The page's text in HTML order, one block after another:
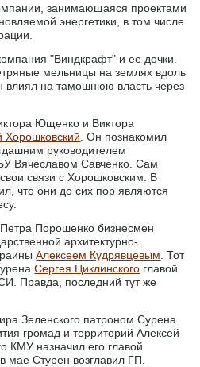
занимающаяся проектами
энергетики, в том числе
"Виндкрафт" и ее дочки.
мельницы на землях вдоль
влиял на тамошнюю власть через
Ющенко и Виктора
Хорошковский . Он познакомил
руководителем
Вячеславом Савченко. Сам
связи с Хорошковским. В
что они до сих пор являются
Порошенко бизнесмен
архитектурно-
Алексеем Кудрявцевым . Тот
Сергея Циклинского главой
Правда, последний тут же
Зеленского патроном Сурена
громад и территорий Алексей
КМУ назначил его главой
мае Стурен возглавил ГП.